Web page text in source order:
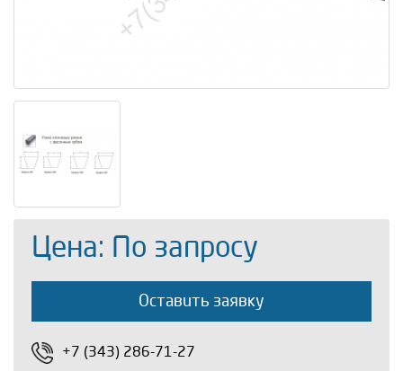
Цена: По запросу
Оставить заявку
+7 (343) 286-71-27